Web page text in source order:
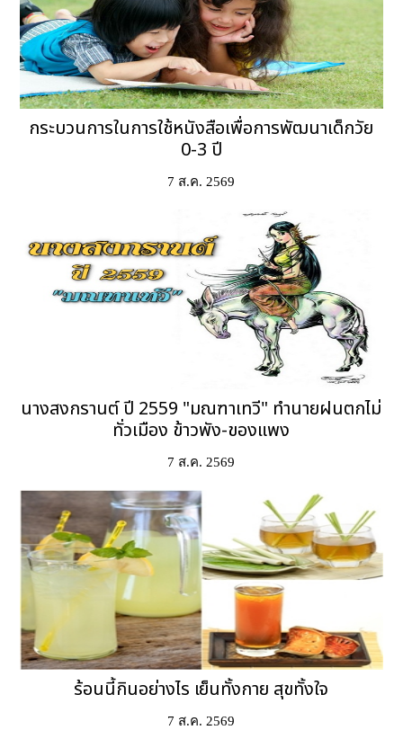
กระบวนการในการใช้หนังสือเพื่อการพัฒนาเด็กวัย
0-3 ปี
7 ส.ค. 2569
นางสงกรานต์ ปี 2559 "มณฑาเทวี" ทำนายฝนตกไม่
ทั่วเมือง ข้าวพัง-ของแพง
7 ส.ค. 2569
ร้อนนี้กินอย่างไร เย็นทั้งกาย สุขทั้งใจ
7 ส.ค. 2569